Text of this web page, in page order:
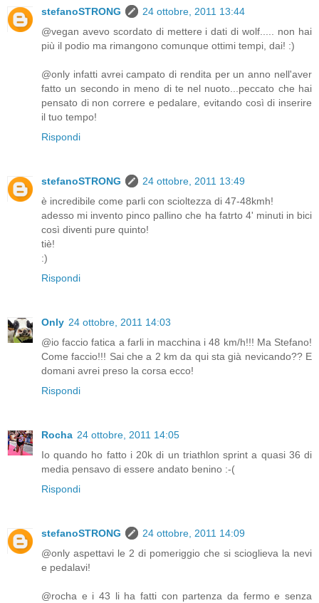
stefanoSTRONG
24 ottobre, 2011 13:44
@vegan avevo scordato di mettere i dati di wolf..... non hai
più il podio ma rimangono comunque ottimi tempi, dai! :)
@only infatti avrei campato di rendita per un anno nell'aver
fatto un secondo in meno di te nel nuoto...peccato che hai
pensato di non correre e pedalare, evitando così di inserire
il tuo tempo!
Rispondi
stefanoSTRONG
24 ottobre, 2011 13:49
è incredibile come parli con scioltezza di 47-48kmh!
adesso mi invento pinco pallino che ha fatrto 4' minuti in bici
così diventi pure quinto!
tiè!
:)
Rispondi
Only 24 ottobre, 2011 14:03
@io faccio fatica a farli in macchina i 48 km/h!!! Ma Stefano!
Come faccio!!! Sai che a 2 km da qui sta già nevicando?? E
domani avrei preso la corsa ecco!
Rispondi
Rocha 24 ottobre, 2011 14:05
Io quando ho fatto i 20k di un triathlon sprint a quasi 36 di
media pensavo di essere andato benino :-(
Rispondi
stefanoSTRONG
24 ottobre, 2011 14:09
@only aspettavi le 2 di pomeriggio che si scioglieva la nevi
e pedalavi!
@rocha e i 43 li ha fatti con partenza da fermo e senza